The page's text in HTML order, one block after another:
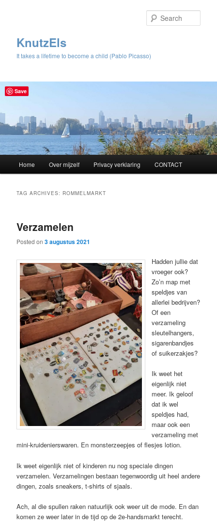
KnutzEls
It takes a lifetime to become a child (Pablo Picasso)
Skip
content
Skip
content
Home Over mijzelf Privacy verklaring CONTACT
TAG ARCHIVES: ROMMELMARKT
Verzamelen
Posted on3 augustus 2021
Hadden jullie dat
vroeger ook?
Zo’n map met
speldjes van
allerlei bedrijven?
Of een
verzameling
sleutelhangers,
sigarenbandjes
of suikerzakjes?
Ik weet het
eigenlijk niet
meer. Ik geloof
dat ik wel
speldjes had,
maar ook een
verzameling met
mini-kruidenierswaren. En monsterzeepjes of flesjes lotion.
Ik weet eigenlijk niet of kinderen nu nog speciale dingen
verzamelen. Verzamelingen bestaan tegenwoordig uit heel andere
dingen, zoals sneakers, t-shirts of sjaals.
Ach, al die spullen raken natuurlijk ook weer uit de mode. En dan
komen ze weer later in de tijd op de 2e-handsmarkt terecht.
Save